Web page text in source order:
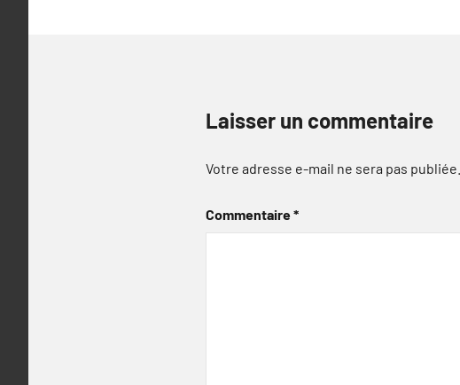
Laisser un commentaire
Votre adresse e-mail ne sera pas publiée.
Commentaire*